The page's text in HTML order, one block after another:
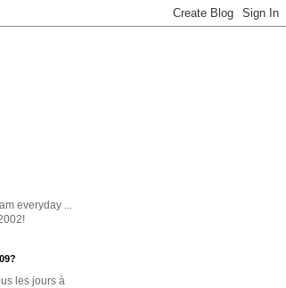
everyday ...
les jours à